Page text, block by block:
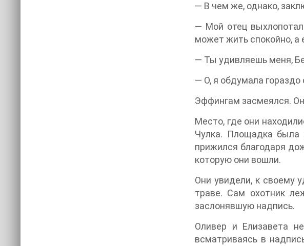
— В чем же, однако,
— Мой отец
может жить спокойно, а
— Ты удивляешь меня,
— О, я обдумала гораздо
Эффингам засмеялся.
Место, где они
Чулка. Площадка была
прижился благодаря
которую они вошли.
Они увидели, к своему
траве. Сам охотник
заслонявшую надпись.
Оливер и Елизавета
всматриваясь в